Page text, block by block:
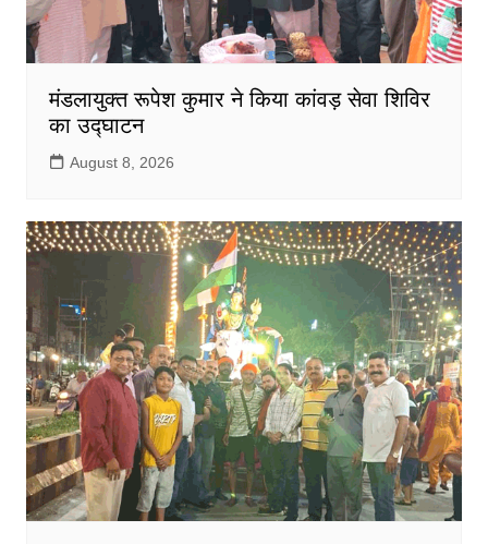
मंडलायुक्त रूपेश कुमार ने किया कांवड़ सेवा शिविर
का उद्घाटन
August 8, 2026